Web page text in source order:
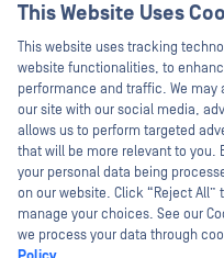
技術檔案
訓練
漏洞通報計畫
合作夥伴
認證
技術合作夥伴
管道合作夥伴計劃
This Website Uses
This website uses tracking
website functionalities, to
performance and traffic. We
our site with our social media,
allows us to perform targeted
that will be more relevant to you.
your personal data being
on our website. Click “Reject All”
manage your choices. See our
we process your data through
Hey
I'm
How
today?